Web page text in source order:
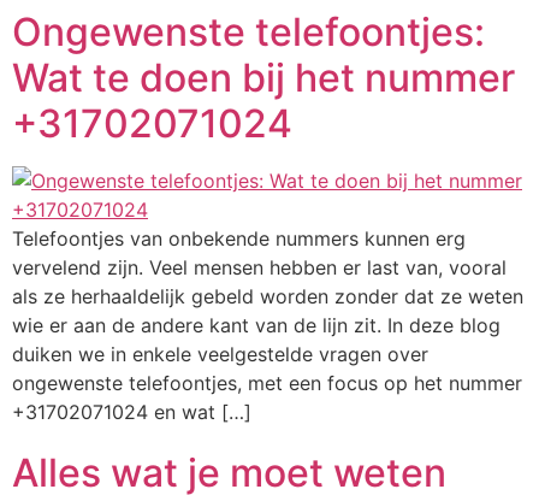
Ongewenste telefoontjes:
Wat te doen bij het nummer
+31702071024
Telefoontjes van onbekende nummers kunnen erg
vervelend zijn. Veel mensen hebben er last van, vooral
als ze herhaaldelijk gebeld worden zonder dat ze weten
wie er aan de andere kant van de lijn zit. In deze blog
duiken we in enkele veelgestelde vragen over
ongewenste telefoontjes, met een focus op het nummer
+31702071024 en wat […]
Alles wat je moet weten